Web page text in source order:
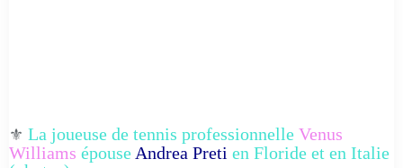
⚜️ La joueuse de tennis professionnelle Venus
Williams épouse Andrea Preti en Floride et en Italie